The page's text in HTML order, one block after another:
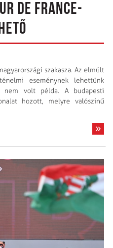
DE FRANCE-
szakasza. Az elmúlt
eseménynek lehettünk
nem volt példa. A budapesti
hozott, melyre valószínű